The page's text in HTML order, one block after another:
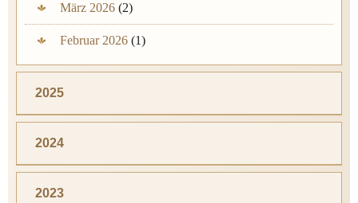
März 2026 (2)
Februar 2026 (1)
2025
2024
2023